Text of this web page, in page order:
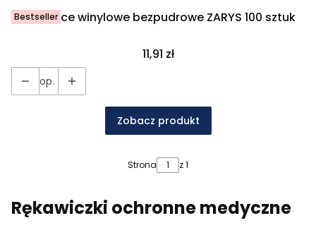
Bestseller
Rękawice winylowe bezpudrowe ZARYS 100 sztuk
Cena
11,91 zł
op.
Zobacz produkt
Strona z 1
Rękawiczki ochronne medyczne